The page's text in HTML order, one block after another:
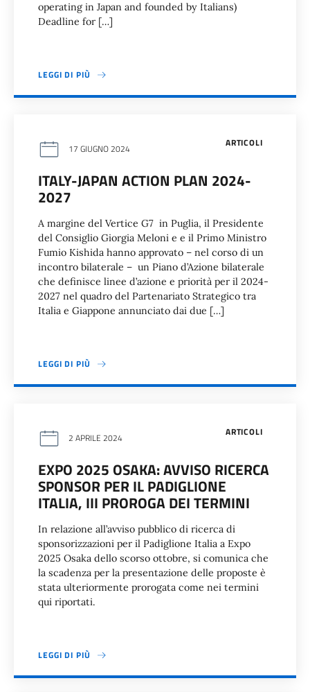
operating in Japan and founded by Italians)
Deadline for […]
LEGGI DI PIÙ
ARTICOLI
17 GIUGNO 2024
ITALY-JAPAN ACTION PLAN 2024-
2027
A margine del Vertice G7 in Puglia, il Presidente
del Consiglio Giorgia Meloni e e il Primo Ministro
Fumio Kishida hanno approvato – nel corso di un
incontro bilaterale – un Piano d’Azione bilaterale
che definisce linee d’azione e priorità per il 2024-
2027 nel quadro del Partenariato Strategico tra
Italia e Giappone annunciato dai due […]
LEGGI DI PIÙ
ARTICOLI
2 APRILE 2024
EXPO 2025 OSAKA: AVVISO RICERCA
SPONSOR PER IL PADIGLIONE
ITALIA, III PROROGA DEI TERMINI
In relazione all’avviso pubblico di ricerca di
sponsorizzazioni per il Padiglione Italia a Expo
2025 Osaka dello scorso ottobre, si comunica che
la scadenza per la presentazione delle proposte è
stata ulteriormente prorogata come nei termini
qui riportati.
LEGGI DI PIÙ